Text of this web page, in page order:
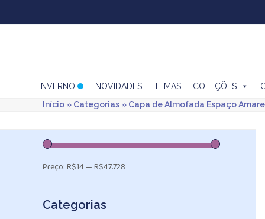
INVERNO NOVIDADES TEMAS COLEÇÕES
Início » Categorias » Capa de Almofada Espaço
Preço:R$14—R$47.728
Categorias